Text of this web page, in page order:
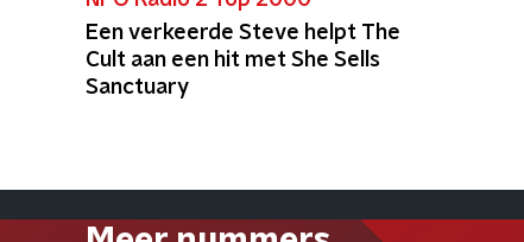
Een verkeerde Steve helpt The
Cult aan een hit met She Sells
Sanctuary